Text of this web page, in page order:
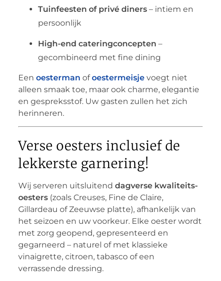
Tuinfeesten of privé diners– intiem en
persoonlijk
High-end cateringconcepten –
gecombineerd met fine dining
Een oesterman ofoestermeisjevoegt niet
alleen smaak toe, maar ook charme, elegantie
en gespreksstof. Uw gasten zullen het zich
herinneren.
Verse oesters inclusief de
lekkerste garnering!
Wij serveren uitsluitend dagverse kwaliteits-
oesters(zoals Creuses, Fine de Claire,
Gillardeau of Zeeuwse platte), afhankelijk van
het seizoen en uw voorkeur. Elke oester wordt
met zorg geopend, gepresenteerd en
gegarneerd – naturel of met klassieke
vinaigrette, citroen, tabasco of een
verrassende dressing.